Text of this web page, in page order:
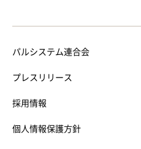
パルシステム連合会
プレスリリース
採用情報
個人情報保護方針